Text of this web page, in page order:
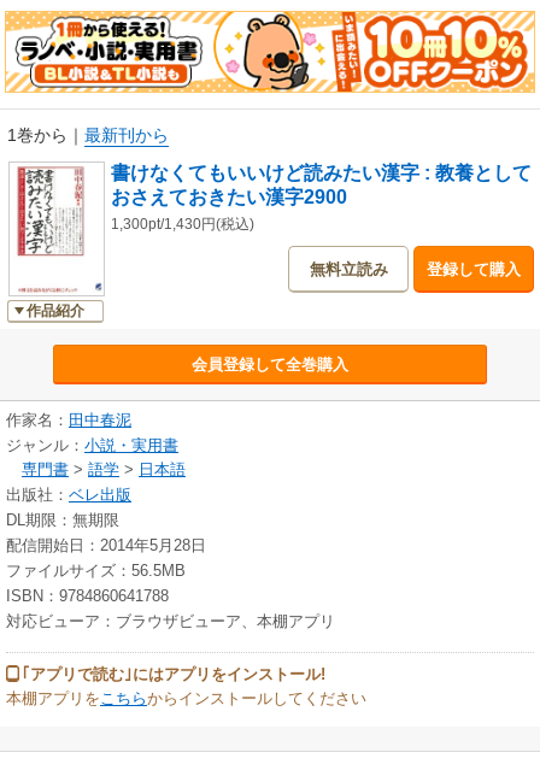
1巻から ｜ 最新刊から
作品紹介
書けなくてもいいけど読みたい漢字 : 教養として
おさえておきたい漢字2900
1,300pt/1,430円(税込)
無料立読み 登録して購入
会員登録して全巻購入
作家名： 田中春泥
ジャンル： 小説・実用書
専門書 > 語学 > 日本語
出版社： ベレ出版
DL期限：無期限
配信開始日：2014年5月28日
ファイルサイズ：56.5MB
ISBN：9784860641788
対応ビューア：ブラウザビューア、本棚アプリ
｢アプリで読む｣にはアプリをインストール!
本棚アプリをこちらからインストールしてください